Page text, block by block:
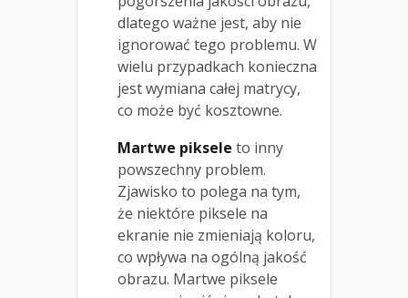
dlatego ważne jest, aby nie
ignorować tego problemu. W
wielu przypadkach konieczna
jest wymiana całej matrycy,
co może być kosztowne.
Martwe piksele to inny
powszechny problem.
Zjawisko to polega na tym,
że niektóre piksele na
ekranie nie zmieniają koloru,
co wpływa na ogólną jakość
obrazu. Martwe piksele